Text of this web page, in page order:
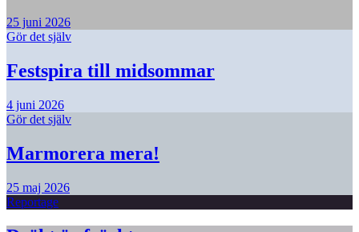
25 juni 2026
Gör det själv
Festspira till midsommar
4 juni 2026
Gör det själv
Marmorera mera!
25 maj 2026
Reportage